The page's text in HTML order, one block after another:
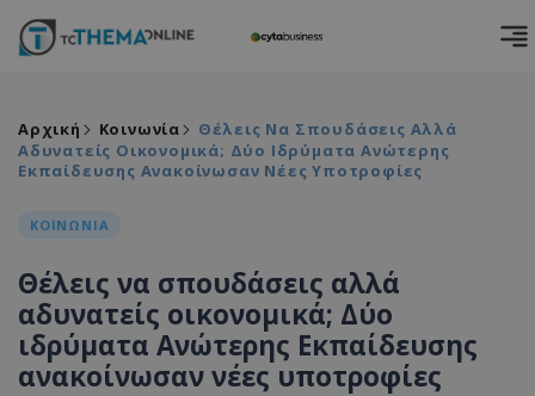
Αρχική Κοινωνία
Θέλεις Να Σπουδάσεις Αλλά
Αδυνατείς Οικονομικά; Δύο Ιδρύματα Ανώτερης
Εκπαίδευσης Ανακοίνωσαν Νέες Υποτροφίες
ΚΟΙΝΩΝΙΑ
Θέλεις να σπουδάσεις αλλά
αδυνατείς οικονομικά; Δύο
ιδρύματα Ανώτερης Εκπαίδευσης
ανακοίνωσαν νέες υποτροφίες